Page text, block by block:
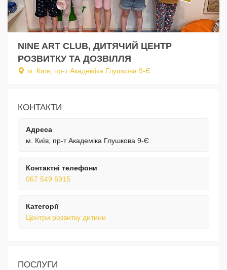
NINE ART CLUB, ДИТЯЧИЙ ЦЕНТР
РОЗВИТКУ ТА ДОЗВІЛЛЯ
м. Київ, пр-т Академіка Глушкова 9-Є
КОНТАКТИ
Адреса
м. Київ, пр-т Академіка Глушкова 9-Є
Контактні телефони
067 549 6915
Категорії
Центри розвитку дитини
ПОСЛУГИ